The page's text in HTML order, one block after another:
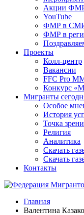
Акции
YouTube
ФМР в
ФМР в
Проекты
Колл-центр
Вакансии
FFC Pro
Конкурс
Мигранты
Особое
История
Точка
Религия
Аналитика
Скачать
Скачать
Контакты
Главная
Валентина